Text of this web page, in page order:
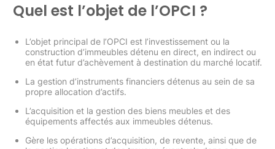
Quel est l’objet de l’OPCI ?
L’objet principal de l’OPCI est l’investissement ou la
construction d’immeubles détenu en direct, en indirect ou
en état futur d’achèvement à destination du marché locatif.
La gestion d’instruments financiers détenus au sein de sa
propre allocation d’actifs.
L’acquisition et la gestion des biens meubles et des
équipements affectés aux immeubles détenus.
Gère les opérations d’acquisition, de revente, ainsi que de